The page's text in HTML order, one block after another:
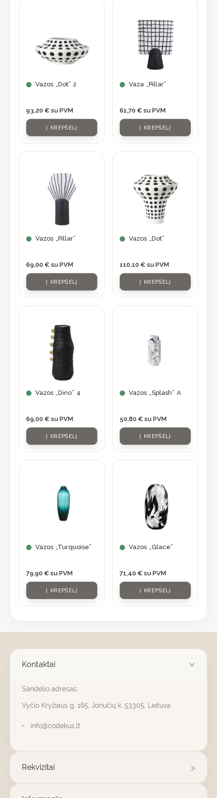
Vazos „Dot” 2
93,20 € su PVM
Į KREPŠELĮ
Vaza „Pillar”
61,70 € su PVM
Į KREPŠELĮ
Vazos „Pillar”
69,00 € su PVM
Į KREPŠELĮ
Vazos „Dot”
110,10 € su PVM
Į KREPŠELĮ
Vazos „Dino” 4
69,00 € su PVM
Į KREPŠELĮ
Vazos „Splash” A
50,80 € su PVM
Į KREPŠELĮ
Vazos „Turquoise”
79,90 € su PVM
Į KREPŠELĮ
Vazos „Glace”
71,40 € su PVM
Į KREPŠELĮ
Kontaktai
Sandėlio adresas:
Vyčio Kryžiaus g. 165, Jonučių k. 53305, Lietuva
info@codekus.lt
Rekvizitai